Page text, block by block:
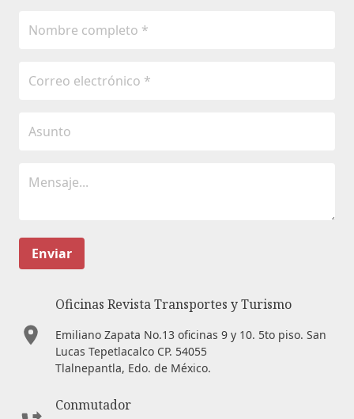
Enviar
Oficinas Revista Transportes y Turismo
Emiliano Zapata No.13 oficinas 9 y 10. 5to piso. San
Lucas Tepetlacalco CP. 54055
Tlalnepantla, Edo. de México.
Conmutador